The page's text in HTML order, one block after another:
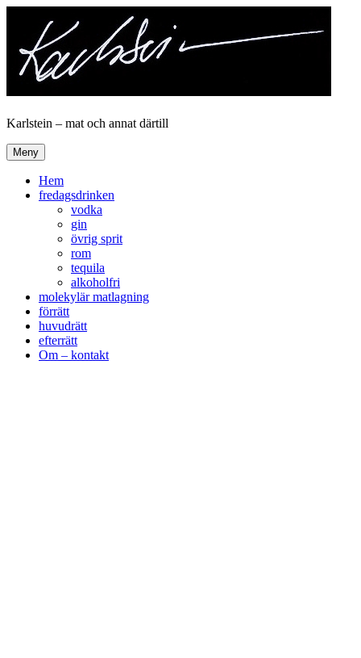
innehåll
Karlstein – mat och annat därtill
Meny
Hem
fredagsdrinken
vodka
gin
övrig sprit
rom
tequila
alkoholfri
molekylär matlagning
förrätt
huvudrätt
efterrätt
Om – kontakt